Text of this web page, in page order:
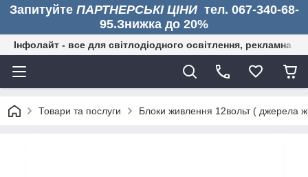
Запитуйте ПАРТНЕРСЬКІ ЦІНИтел. 067-340-68-
95.Знижка до 20%
Інфолайт - все для світлодіодного освітлення, рекламна
Товари та послуги Блоки живлення 12вольт ( джерела